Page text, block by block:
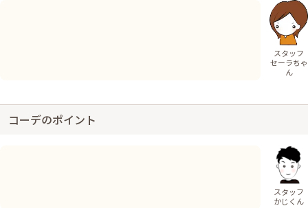
スタッフ
セーラちゃ
ん
コーデのポイント
スタッフ
かじくん